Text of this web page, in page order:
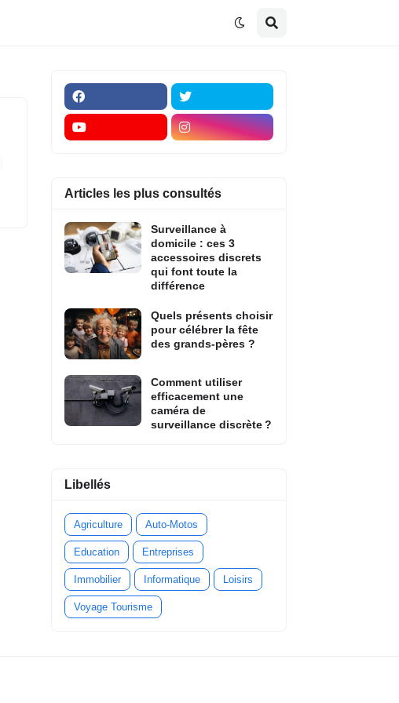
Articles les plus consultés
Surveillance à
domicile : ces 3
accessoires discrets
qui font toute la
différence
Quels présents choisir
pour célébrer la fête
des grands-pères ?
Comment utiliser
efficacement une
caméra de
surveillance discrète ?
Libellés
Agriculture Auto-Motos
Education Entreprises
Immobilier Informatique Loisirs
Voyage Tourisme